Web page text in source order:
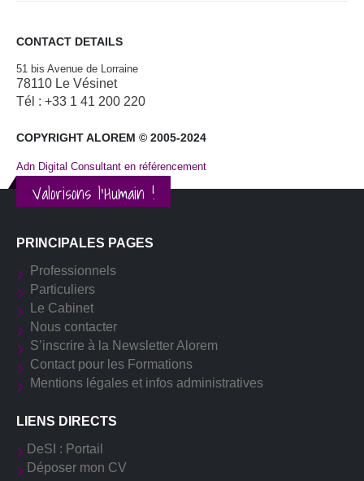
CONTACT DETAILS
51 bis Avenue de Lorraine
78110 Le Vésinet
Tél : +33 1 41 200 220
COPYRIGHT ALOREM © 2005-2024
Adn Digital Consultant en référencement
Valorisons l'Humain !
PRINCIPALES PAGES
Professionnels
Particuliers
Le Cabinet
Nous contacter
S’inscrire à la Newsletter Alorem
Contact pour les Formations
Mentions légales et infos administratives
LIENS DIRECTS
DeSI : Portail
Déposer mon CV